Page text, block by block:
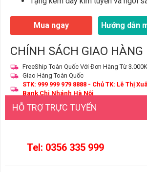
Mua ngay Hướng dẫn
CHÍNH SÁCH GIAO HÀNG
FreeShip Toàn Quốc Với Đơn Hàng Từ
Giao Hàng Toàn Quốc
STK: 999 999 979 8888 - Chủ TK: Lê Thị
Bank Chi Nhánh Hà Nội
HỖ TRỢ TRỰC TUYẾN
Tel: 0356 335 999